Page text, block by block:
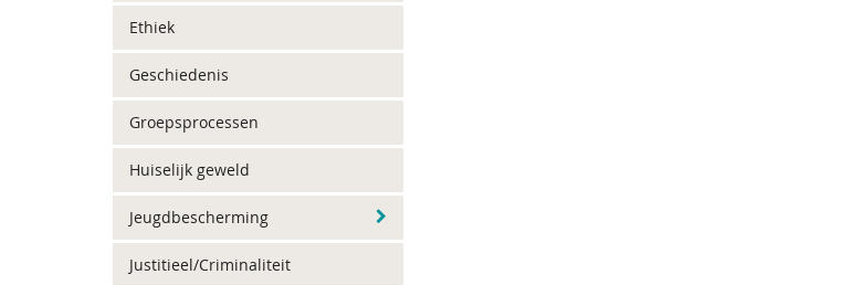
Ethiek
Geschiedenis
Groepsprocessen
Huiselijk geweld
Jeugdbescherming
Justitieel/Criminaliteit